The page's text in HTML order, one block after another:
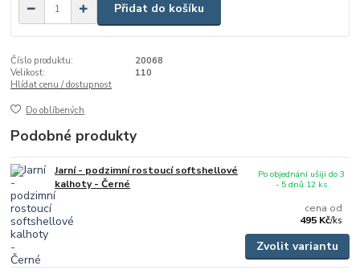
Přidat do košíku
Číslo produktu:
20068
Velikost:
110
Hlídat cenu / dostupnost
Do oblíbených
Podobné produkty
Jarní - podzimní rostoucí softshellové
kalhoty - Černé
cena od
495 Kč/ks
Po objednání ušiji do 3
- 5 dnů 12 ks
Zvolit variantu